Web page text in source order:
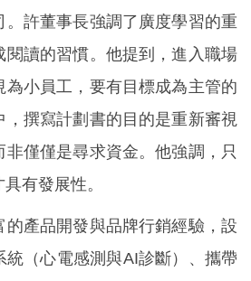
。許董事長強調了廣度學習的重
閱讀的習慣。他提到，進入職場
為小員工，要有目標成為主管的
，撰寫計劃書的目的是重新審視
非僅僅是尋求資金。他強調，只
有發展性。
的產品開發與品牌行銷經驗，設
統（心電感測與AI診斷）、攜帶